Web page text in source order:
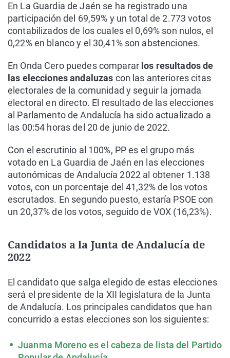
En La Guardia de Jaén se ha registrado una
participación del 69,59% y un total de 2.773 votos
contabilizados de los cuales el 0,69% son nulos, el
0,22% en blanco y el 30,41% son abstenciones.
En Onda Cero puedes comparar los resultados de
las elecciones andaluzas con las anteriores citas
electorales de la comunidad y seguir la jornada
electoral en directo. El resultado de las elecciones
al Parlamento de Andalucía ha sido actualizado a
las 00:54 horas del 20 de junio de 2022.
Con el escrutinio al 100%, PP es el grupo más
votado en La Guardia de Jaén en las elecciones
autonómicas de Andalucía 2022 al obtener 1.138
votos, con un porcentaje del 41,32% de los votos
escrutados. En segundo puesto, estaría PSOE con
un 20,37% de los votos, seguido de VOX (16,23%).
Candidatos a la Junta de Andalucía de
2022
El candidato que salga elegido de estas elecciones
será el presidente de la XII legislatura de la Junta
de Andalucía. Los principales candidatos que han
concurrido a estas elecciones son los siguientes:
Juanma Moreno es el cabeza de lista del Partido